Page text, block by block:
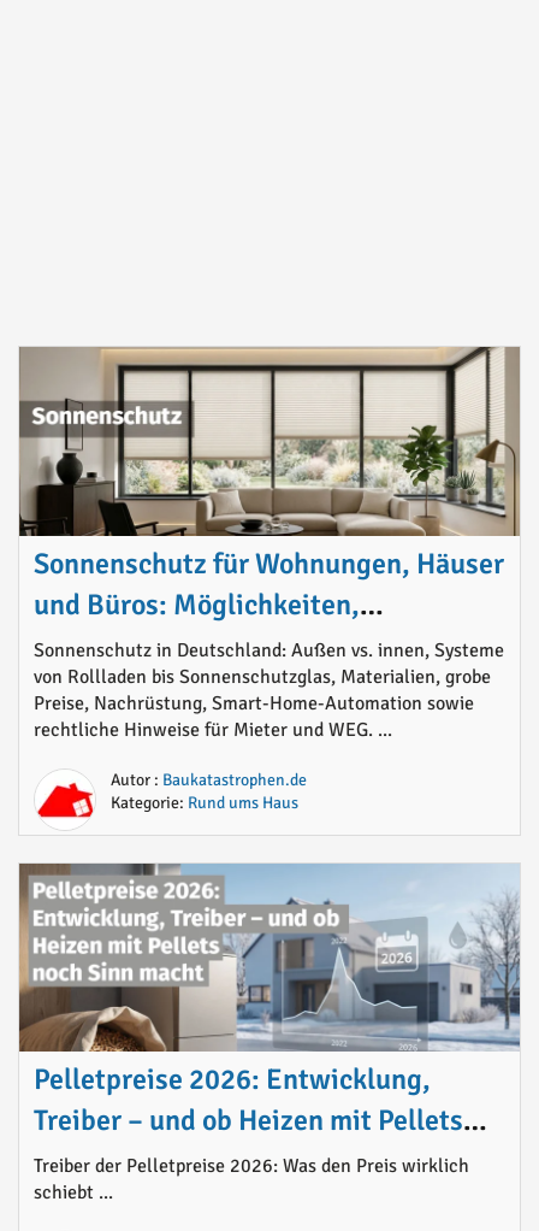
Sonnenschutz für Wohnungen, Häuser
und Büros: Möglichkeiten,
Materialien, Preise und sinnvolle
Lösungen im Überblick
Sonnenschutz in Deutschland: Außen vs. innen, Systeme
von Rollladen bis Sonnenschutzglas, Materialien, grobe
Preise, Nachrüstung, Smart-Home-Automation sowie
rechtliche Hinweise für Mieter und WEG. ...
Autor : Baukatastrophen.de
Kategorie: Rund ums Haus
Pelletpreise 2026: Entwicklung,
Treiber – und ob Heizen mit Pellets
noch Sinn macht
Treiber der Pelletpreise 2026: Was den Preis wirklich
schiebt ...